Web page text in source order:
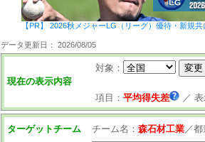
【PR】 2026秋メジャーLG（リーグ）優待・新規
データ更新日： 2026/08/05
現在の表示内容
対象：
項目： 平均得失差 ／
ターゲットチーム チーム名： 森石材工業／都